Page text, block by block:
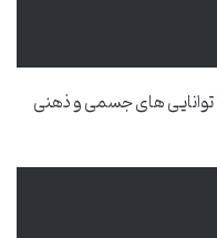
توانایی های جسمی و ذهنی